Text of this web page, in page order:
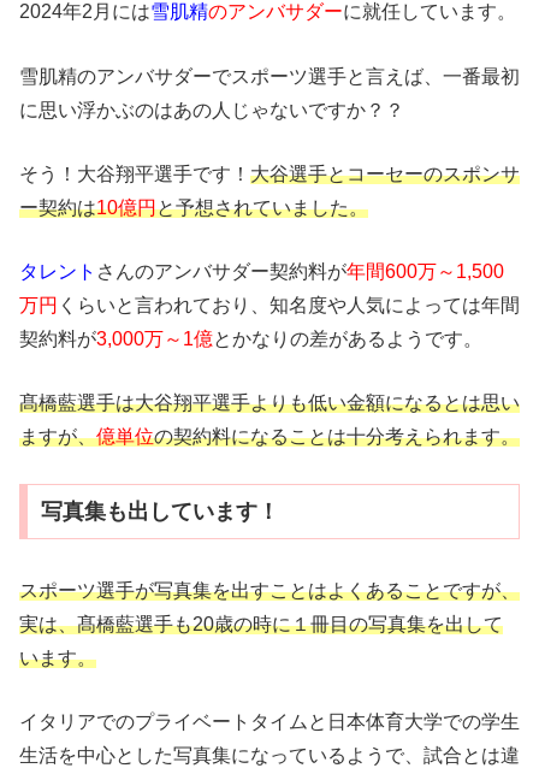
2024年2月には雪肌精のアンバサダーに就任しています。
雪肌精のアンバサダーでスポーツ選手と言えば、一番最初
に思い浮かぶのはあの人じゃないですか？？
そう！大谷翔平選手です！ 大谷選手とコーセーのスポンサ
ー契約は10億円と予想されていました。
タレント さんのアンバサダー契約料が年間600万～1,500
万円 くらいと言われており、知名度や人気によっては年間
契約料が3,000万～1億とかなりの差があるようです。
髙橋藍選手は大谷翔平選手よりも低い金額になるとは思い
ますが、億単位の契約料になることは十分考えられます。
写真集も出しています！
スポーツ選手が写真集を出すことはよくあることですが、
実は、髙橋藍選手も20歳の時に１冊目の写真集を出して
います。
イタリアでのプライベートタイムと日本体育大学での学生
生活を中心とした写真集になっているようで、試合とは違